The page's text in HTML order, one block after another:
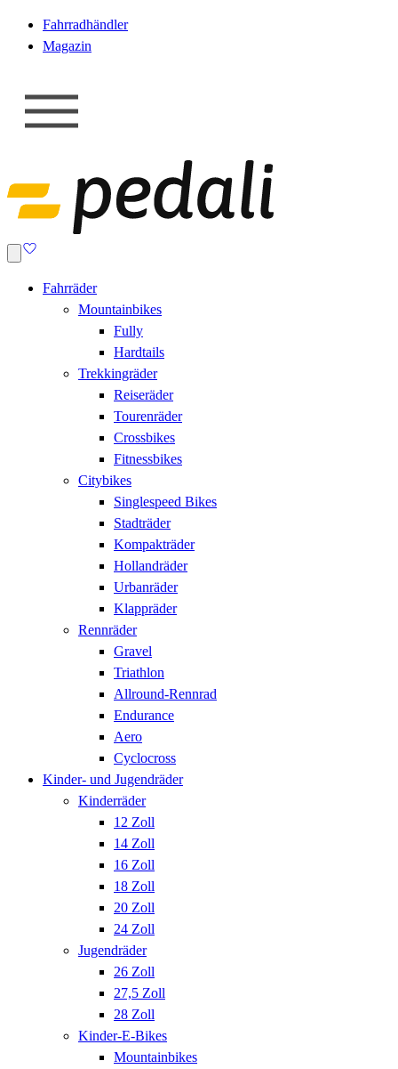
Fahrradhändler
Magazin
Fahrräder
Mountainbikes
Fully
Hardtails
Trekkingräder
Reiseräder
Tourenräder
Crossbikes
Fitnessbikes
Citybikes
Singlespeed Bikes
Stadträder
Kompakträder
Hollandräder
Urbanräder
Klappräder
Rennräder
Gravel
Triathlon
Allround-Rennrad
Endurance
Aero
Cyclocross
Kinder- und Jugendräder
Kinderräder
12 Zoll
14 Zoll
16 Zoll
18 Zoll
20 Zoll
24 Zoll
Jugendräder
26 Zoll
27,5 Zoll
28 Zoll
Kinder-E-Bikes
Mountainbikes